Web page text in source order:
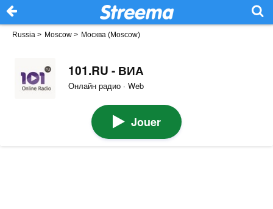
Russia > Moscow > Москва (Moscow)
101.RU - ВИА
Онлайн радио · Web
Jouer